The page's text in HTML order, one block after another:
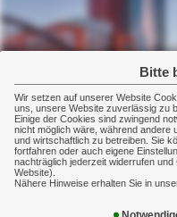
Bitte
Wir setzen auf unserer Website
uns, unsere Website zuverlässig zu
Einige der Cookies sind zwingend
nicht möglich wäre, während andere
und wirtschaftlich zu betreiben. Sie
fortfahren oder auch eigene
nachträglich jederzeit widerrufen
Website).
Nähere Hinweise erhalten Sie in